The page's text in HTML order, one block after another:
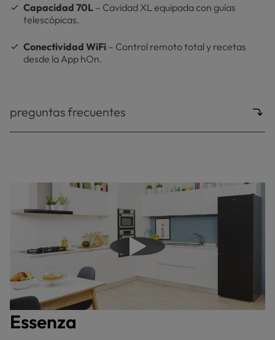
Capacidad 70L – Cavidad XL equipada con guías
telescópicas.
Conectividad WiFi – Control remoto total y recetas
desde la App hOn.
preguntas frecuentes
Reproducir video
Essenza